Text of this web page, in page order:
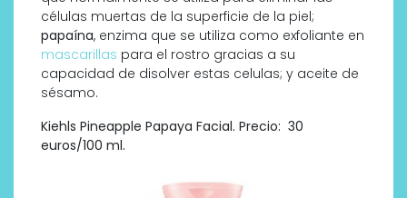
células muertas de la superficie de la piel;
papaína, enzima que se utiliza como exfoliante en
mascarillas para el rostro gracias a su
capacidad de disolver estas celulas; y aceite de
sésamo.
Kiehls Pineapple Papaya Facial. Precio: 30
euros/100 ml.